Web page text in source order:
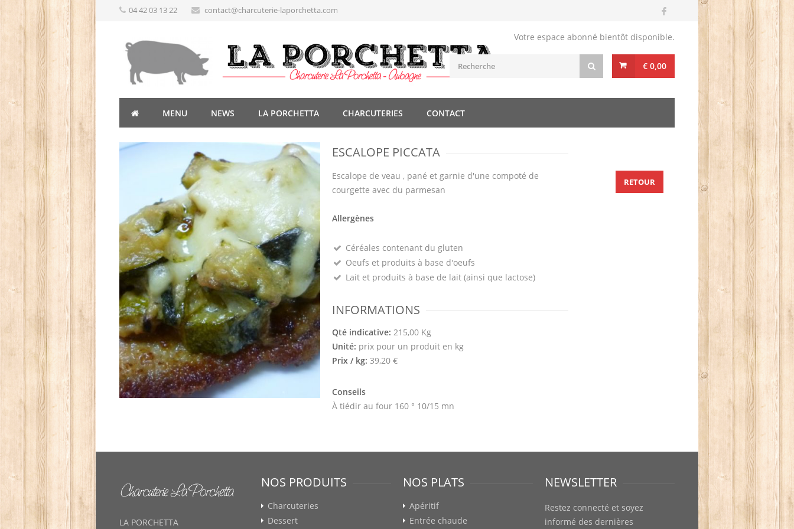
04 42 03 13 22 contact@charcuterie-laporchetta.com
Votre espace abonné bientôt disponible.
€ 0,00
MENU NEWS LA PORCHETTA CHARCUTERIES CONTACT
ESCALOPE PICCATA
Escalope de veau , pané et garnie d'une compoté de
courgette avec du parmesan
Allergènes
Céréales contenant du gluten
Oeufs et produits à base d'oeufs
Lait et produits à base de lait (ainsi que lactose)
INFORMATIONS
Qté indicative: 215,00 Kg
Unité: prix pour un produit en kg
Prix / kg: 39,20 €
Conseils
À tiédir au four 160 ° 10/15 mn
RETOUR
LA PORCHETTA
NOS PRODUITS
Charcuteries
Dessert
NOS PLATS
Apéritif
Entrée chaude
NEWSLETTER
Restez connecté et soyez
informé des dernières